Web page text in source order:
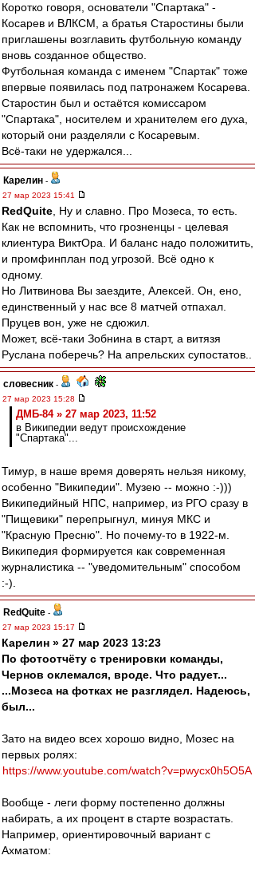
Коротко говоря, основатели "Спартака" -
Косарев и ВЛКСМ, а братья Старостины были
приглашены возглавить футбольную команду
вновь созданное общество.
Футбольная команда с именем "Спартак" тоже
впервые появилась под патронажем Косарева.
Старостин был и остаётся комиссаром
"Спартака", носителем и хранителем его духа,
который они разделяли с Косаревым.
Всё-таки не удержался...
Карелин -
27 мар 2023 15:41
RedQuite , Ну и славно. Про Мозеса, то есть.
Как не вспомнить, что грозненцы - целевая
клиентура ВиктОра. И баланс надо положитить,
и промфинплан под угрозой. Всё одно к
одному.
Но Литвинова Вы заездите, Алексей. Он, ено,
единственный у нас все 8 матчей отпахал.
Пруцев вон, уже не сдюжил.
Может, всё-таки Зобнина в старт, а витязя
Руслана поберечь? На апрельских супостатов..
словесник -
27 мар 2023 15:28
ДМБ-84 » 27 мар 2023, 11:52
в Википедии ведут происхождение
"Спартака"...
Тимур, в наше время доверять нельзя никому,
особенно "Википедии". Музею -- можно :-)))
Википедийный НПС, например, из РГО сразу в
"Пищевики" перепрыгнул, минуя МКС и
"Красную Пресню". Но почему-то в 1922-м.
Википедия формируется как современная
журналистика -- "уведомительным" способом
:-).
RedQuite -
27 мар 2023 15:17
Карелин » 27 мар 2023 13:23
По фотоотчёту с тренировки команды,
Чернов оклемался, вроде. Что радует...
...Мозеса на фотках не разглядел. Надеюсь,
был...
Зато на видео всех хорошо видно, Мозес на
первых ролях:
https://www.youtube.com/watch?v=pwycx0h5O5A
Вообще - леги форму постепенно должны
набирать, а их процент в старте возрастать.
Например, ориентировочный вариант с
Ахматом: